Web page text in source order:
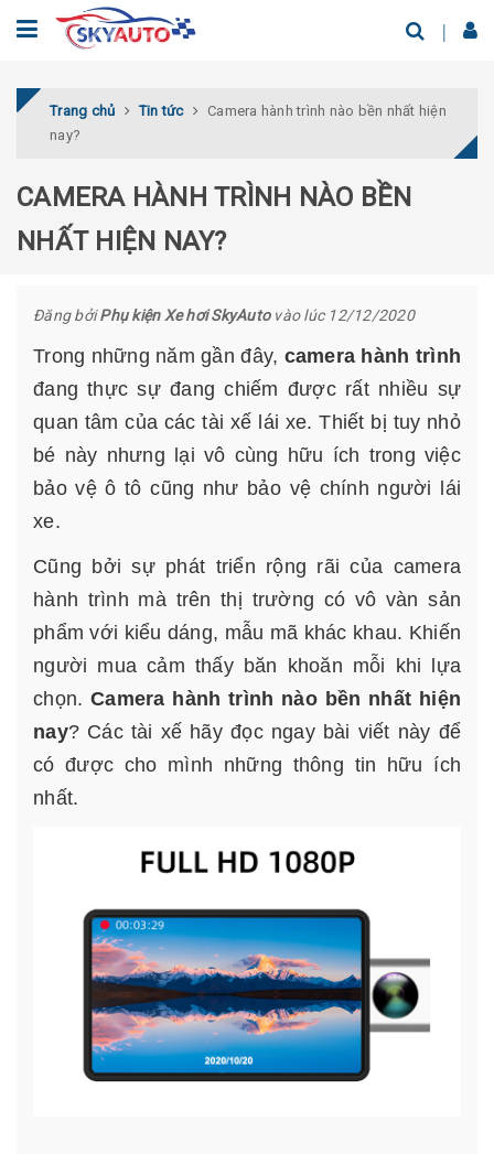
Trang chủ Tin tức
Camera hành trình nào bền nhất hiện
nay?
CAMERA HÀNH TRÌNH NÀO BỀN
NHẤT HIỆN NAY?
Đăng bởiPhụ kiện Xe hơi SkyAutovào lúc 12/12/2020
Trong những năm gần đây, camera hành trình
đang thực sự đang chiếm được rất nhiều sự
quan tâm của các tài xế lái xe. Thiết bị tuy nhỏ
bé này nhưng lại vô cùng hữu ích trong việc
bảo vệ ô tô cũng như bảo vệ chính người lái
xe.
Cũng bởi sự phát triển rộng rãi của camera
hành trình mà trên thị trường có vô vàn sản
phẩm với kiểu dáng, mẫu mã khác khau. Khiến
người mua cảm thấy băn khoăn mỗi khi lựa
chọn.Camera hành trình nào bền nhất hiện
nay? Các tài xế hãy đọc ngay bài viết này để
có được cho mình những thông tin hữu ích
nhất.